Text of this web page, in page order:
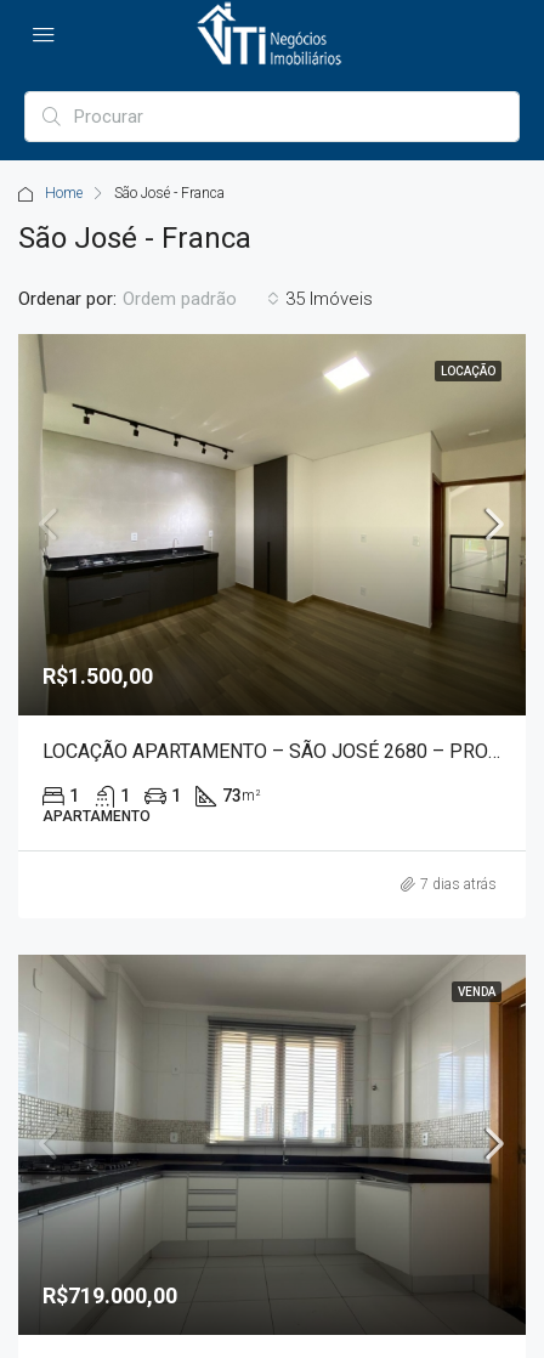
Home São José - Franca
São José - Franca
35 Imóveis
Ordenar por: Ordem padrão
LOCAÇÃO
R$1.500,00
LOCAÇÃO APARTAMENTO – SÃO JOSÉ 2680 – PROXIMO A UNIFACEF
1 1 1 73m²
APARTAMENTO
7 dias atrás
VENDA
R$719.000,00